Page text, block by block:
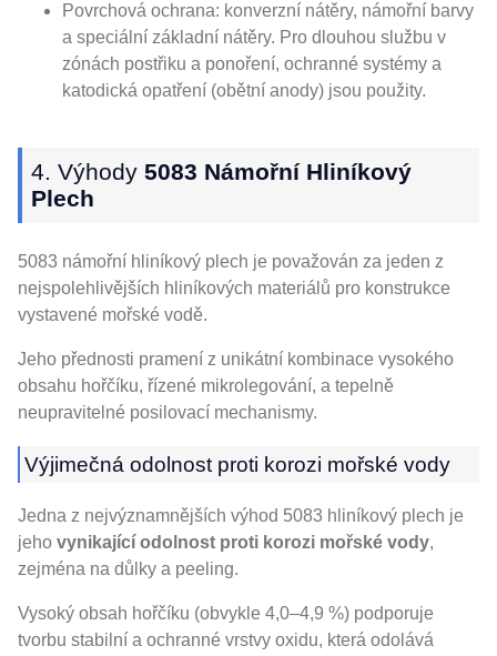
Povrchová ochrana: konverzní nátěry, námořní barvy
a speciální základní nátěry. Pro dlouhou službu v
zónách postřiku a ponoření, ochranné systémy a
katodická opatření (obětní anody) jsou použity.
4. Výhody 5083 Námořní Hliníkový
Plech
5083 námořní hliníkový plech je považován za jeden z
nejspolehlivějších hliníkových materiálů pro konstrukce
vystavené mořské vodě.
Jeho přednosti pramení z unikátní kombinace vysokého
obsahu hořčíku, řízené mikrolegování, a tepelně
neupravitelné posilovací mechanismy.
Výjimečná odolnost proti korozi mořské vody
Jedna z nejvýznamnějších výhod 5083 hliníkový plech je
jeho vynikající odolnost proti korozi mořské vody,
zejména na důlky a peeling.
Vysoký obsah hořčíku (obvykle 4,0–4,9 %) podporuje
tvorbu stabilní a ochranné vrstvy oxidu, která odolává